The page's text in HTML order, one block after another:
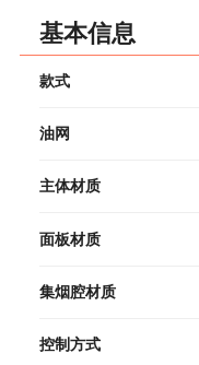
基本信息
款式
油网
主体材质
面板材质
集烟腔材质
控制方式